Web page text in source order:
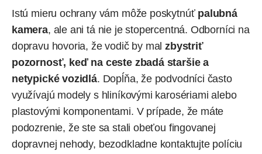
Istú mieru ochrany vám môže poskytnúť palubná
kamera, ale ani tá nie je stopercentná. Odborníci na
dopravu hovoria, že vodič by malzbystriť
pozornosť, keď na ceste zbadá staršie a
netypické vozidlá. Dopĺňa, že podvodníci často
využívajú modely s hliníkovými karosériami alebo
plastovými komponentami. V prípade, že máte
podozrenie, že ste sa stali obeťou fingovanej
dopravnej nehody, bezodkladne kontaktujte políciu